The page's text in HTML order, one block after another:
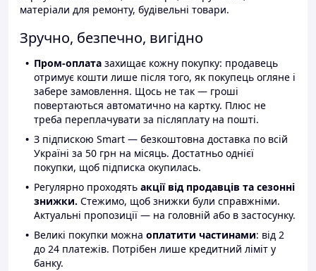
матеріали для ремонту, будівельні товари.
Зручно, безпечно, вигідно
Пром-оплата захищає кожну покупку: продавець
отримує кошти лише після того, як покупець огляне і
забере замовлення. Щось не так — гроші
повертаються автоматично на картку. Плюс не
треба переплачувати за післяплату на пошті.
З підпискою Smart — безкоштовна доставка по всій
Україні за 50 грн на місяць. Достатньо однієї
покупки, щоб підписка окупилась.
Регулярно проходять акції від продавців та сезонні
знижки. Стежимо, щоб знижки були справжніми.
Актуальні пропозиції — на головній або в застосунку.
Великі покупки можна оплатити частинами: від 2
до 24 платежів. Потрібен лише кредитний ліміт у
банку.